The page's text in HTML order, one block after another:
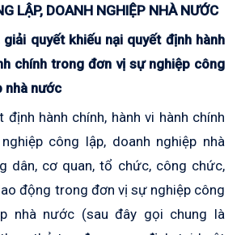
LẬP, DOANH NGHIỆP NHÀ NƯỚC
quyết khiếu nại quyết định hành
chính trong đơn vị sự nghiệp công
nhà nước
định hành chính, hành vi hành chính
công lập, doanh nghiệp nhà
dân, cơ quan, tổ chức, công chức,
động trong đơn vị sự nghiệp công
nhà nước (sau đây gọi chung là